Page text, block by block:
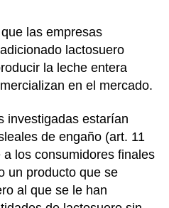
las empresas
lactosuero
la leche entera
en el mercado.
investigadas estarían
de engaño (art. 11
los consumidores finales
un producto que se
al que se le han